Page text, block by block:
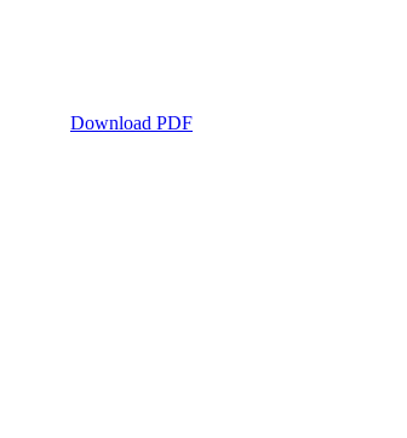
Download PDF